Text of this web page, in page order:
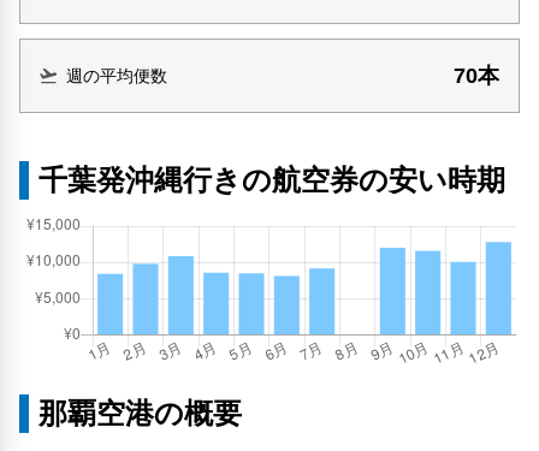
週の平均便数 70本
千葉発沖縄行きの航空券の安い時期
那覇空港の概要